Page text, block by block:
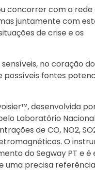
concorrer com a rede
juntamente com
de crise e os
sensíveis, no coração
possíveis fontes
desenvolvida
Laboratório
de CO, NO2,
O
do Segway PT e
uma precisa